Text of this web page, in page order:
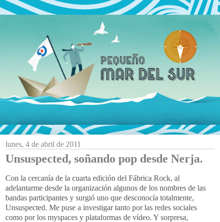
lunes, 4 de abril de 2011
Unsuspected, soñando pop desde Nerja.
Con la cercanía de la cuarta edición del Fábrica Rock, al
adelantarme desde la organización algunos de los nombres de las
bandas participantes y surgió uno que desconocía totalmente,
Unsuspected. Me puse a investigar tanto por las redes sociales
como por los myspaces y plataformas de vídeo. Y sorpresa,